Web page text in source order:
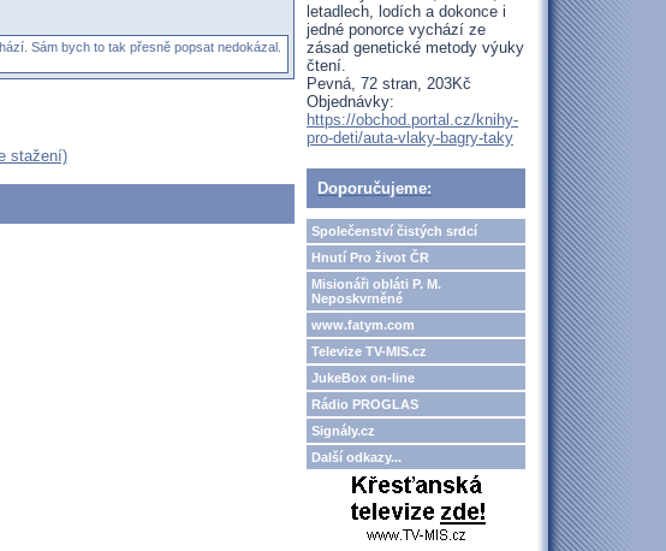
Sám bych to tak přesně popsat nedokázal.
stažení)
letadlech, lodích a dokonce i
jedné ponorce vychází ze
zásad genetické metody výuky
čtení.
Pevná, 72 stran, 203Kč
Objednávky:
https://obchod.portal.cz/knihy-
pro-deti/auta-vlaky-bagry-taky
Doporučujeme:
Společenství čistých srdcí
Hnutí Pro život ČR
Misionáři obláti P. M.
Neposkvrněné
www.fatym.com
Televize TV-MIS.cz
JukeBox on-line
Rádio PROGLAS
Signály.cz
Další odkazy...